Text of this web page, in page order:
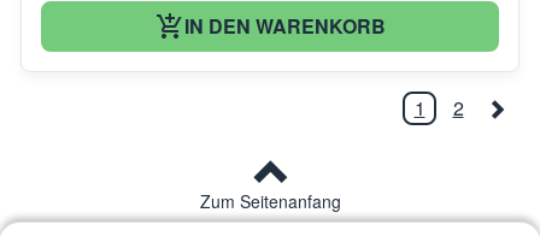
IN DEN WARENKORB
1 2
Zum Seitenanfang